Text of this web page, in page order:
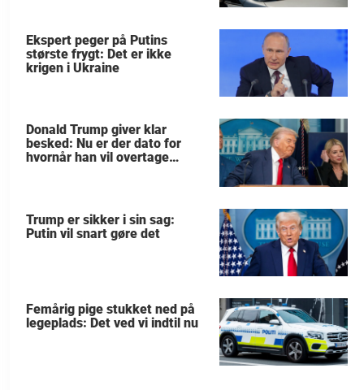
Ekspert peger på Putins
største frygt: Det er ikke
krigen i Ukraine
Donald Trump giver klar
besked: Nu er der dato for
hvornår han vil overtage
Trump er sikker i sin sag:
Putin vil snart gøre det
Femårig pige stukket ned på
legeplads: Det ved vi indtil nu